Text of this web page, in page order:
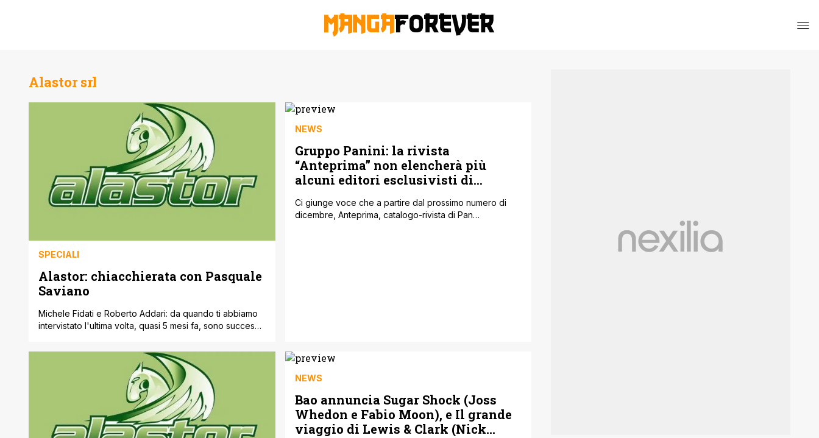
Alastor srl
SPECIALI
Alastor: chiacchierata con Pasquale
Saviano
Michele Fidati e Roberto Addari: da quando ti abbiamo
intervistato l'ultima volta, quasi 5 mesi fa, sono successe
Edizioni, e l'etichetta dei manga Ronin, sono ora
esclusivisti Alastor? Pasquale Saviano: Grazie del nuovo
interessamento. Sì, dal mese di febbraio Kappa Edizioni
(che ringrazio per la fiducia) e [']
NEWS
Gruppo Panini: la rivista
“Anteprima” non elencherà più
alcuni editori esclusivisti di
Ci giunge voce che a partire dal prossimo numero di
dicembre, Anteprima, catalogo-rivista di Pan
NEWS
Bao annuncia Sugar Shock (Joss
Whedon e Fabio Moon), e Il grande
viaggio di Lewis & Clark (Nick